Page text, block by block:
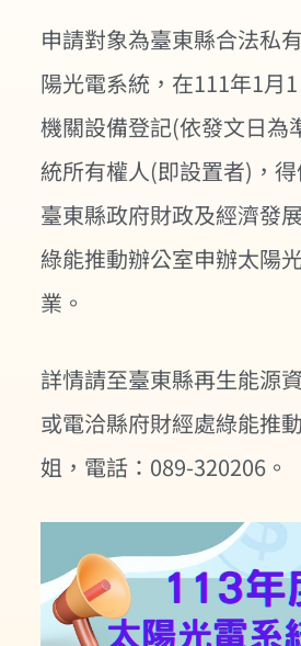
申請對象為臺東縣合法私
陽光電系統，在111年1月
機關設備登記(依發文日為
統所有權人(即設置者)，
臺東縣政府財政及經濟發
綠能推動辦公室申辦太陽
業。
詳情請至臺東縣再生能源
或電洽縣府財經處綠能推
姐，電話：089-320206。